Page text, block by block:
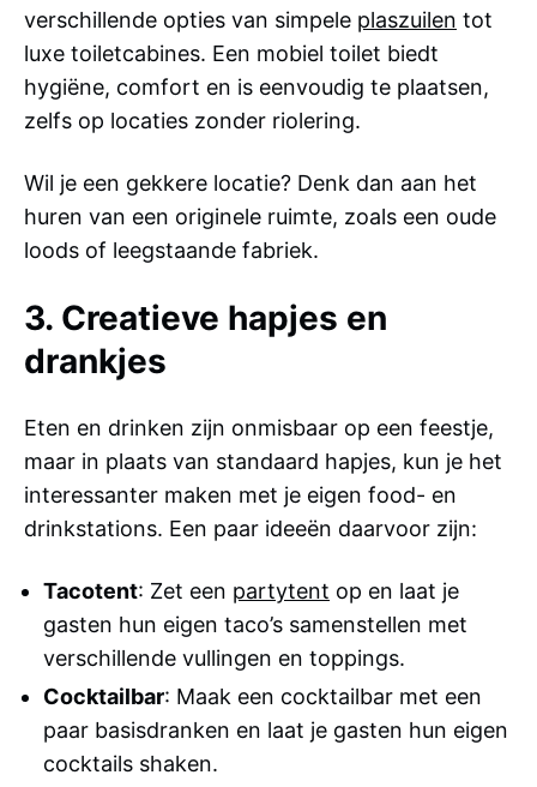
verschillende opties van simpele plaszuilen tot
luxe toiletcabines. Een mobiel toilet biedt
hygiëne, comfort en is eenvoudig te plaatsen,
zelfs op locaties zonder riolering.
Wil je een gekkere locatie? Denk dan aan het
huren van een originele ruimte, zoals een oude
loods of leegstaande fabriek.
3. Creatieve hapjes en
drankjes
Eten en drinken zijn onmisbaar op een feestje,
maar in plaats van standaard hapjes, kun je het
interessanter maken met je eigen food- en
drinkstations. Een paar ideeën daarvoor zijn:
Tacotent: Zet een partytent op en laat je
gasten hun eigen taco’s samenstellen met
verschillende vullingen en toppings.
Cocktailbar: Maak een cocktailbar met een
paar basisdranken en laat je gasten hun eigen
cocktails shaken.